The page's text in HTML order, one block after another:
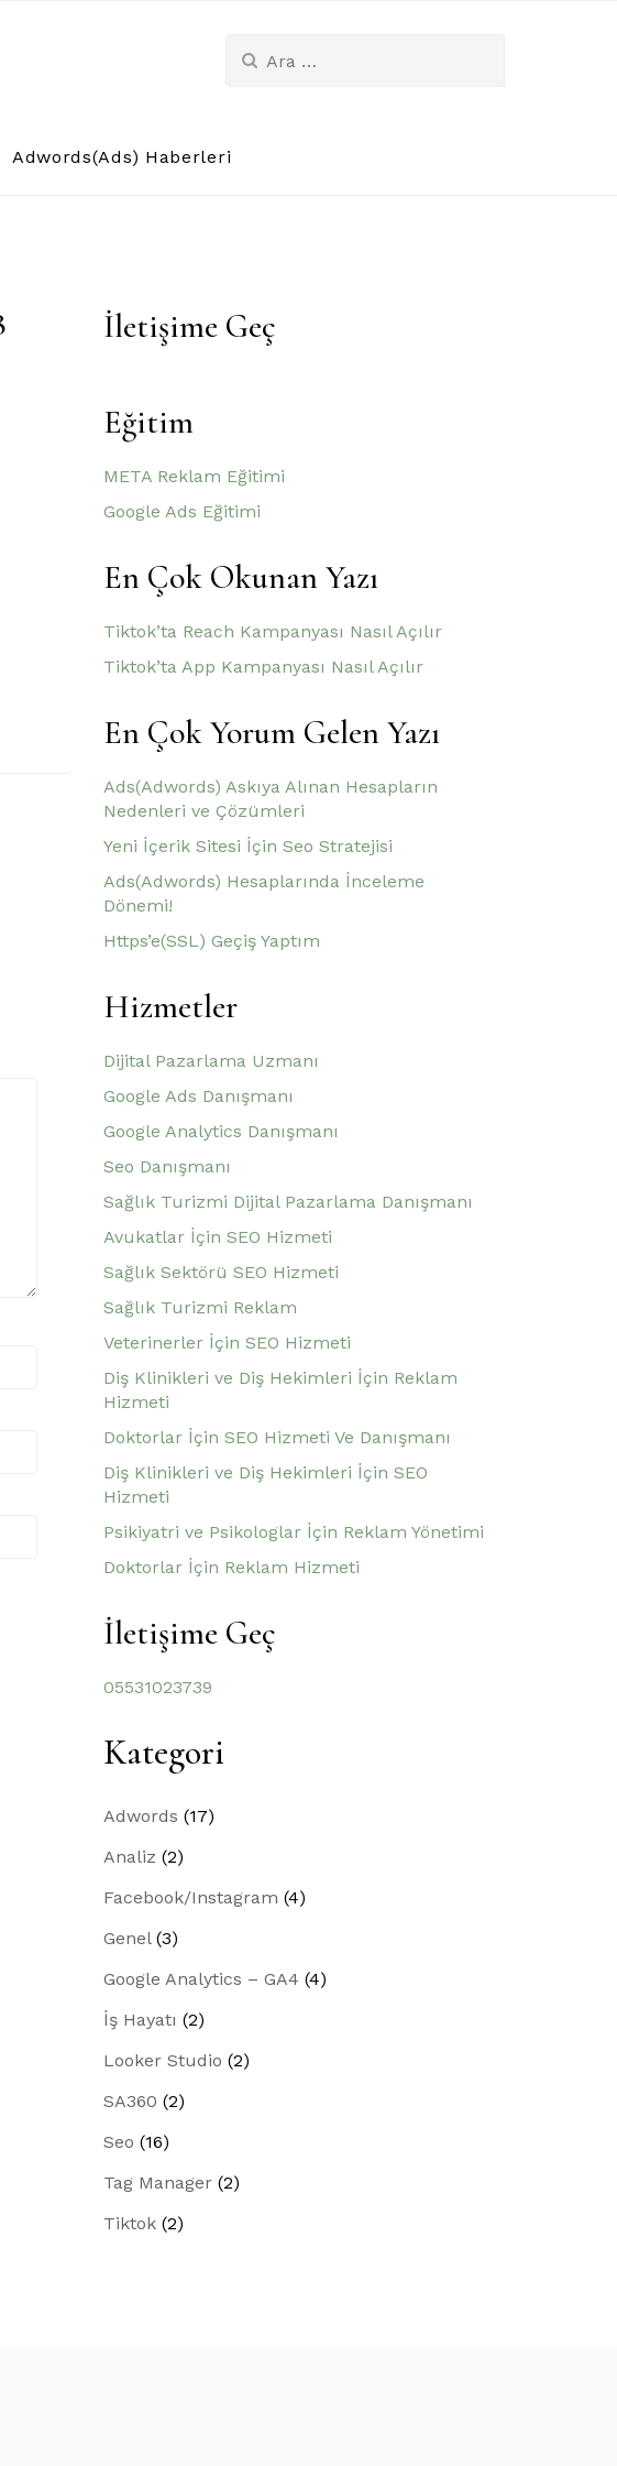
Adwords(Ads) Haberleri
İletişime Geç
Eğitim
META Reklam Eğitimi
Google Ads Eğitimi
En Çok Okunan Yazı
Tiktok’ta Reach Kampanyası Nasıl Açılır
Tiktok’ta App Kampanyası Nasıl Açılır
En Çok Yorum Gelen Yazı
Ads(Adwords) Askıya Alınan Hesapların
Nedenleri ve Çözümleri
Yeni İçerik Sitesi İçin Seo Stratejisi
Ads(Adwords) Hesaplarında İnceleme
Dönemi!
Https’e(SSL) Geçiş Yaptım
Hizmetler
Dijital Pazarlama Uzmanı
Google Ads Danışmanı
Google Analytics Danışmanı
Seo Danışmanı
Sağlık Turizmi Dijital Pazarlama Danışmanı
Avukatlar İçin SEO Hizmeti
Sağlık Sektörü SEO Hizmeti
Sağlık Turizmi Reklam
Veterinerler İçin SEO Hizmeti
Diş Klinikleri ve Diş Hekimleri İçin Reklam
Hizmeti
Doktorlar İçin SEO Hizmeti Ve Danışmanı
Diş Klinikleri ve Diş Hekimleri İçin SEO
Hizmeti
Psikiyatri ve Psikologlar İçin Reklam Yönetimi
Doktorlar İçin Reklam Hizmeti
İletişime Geç
05531023739
Kategori
Adwords (17)
Analiz (2)
Facebook/Instagram (4)
Genel(3)
Google Analytics – GA4 (4)
İş Hayatı (2)
Looker Studio (2)
SA360 (2)
Seo (16)
Tag Manager (2)
Tiktok (2)